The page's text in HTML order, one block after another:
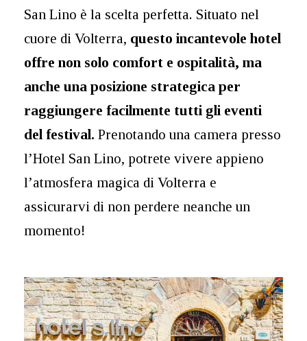
San Lino è la scelta perfetta. Situato nel
cuore di Volterra, questo incantevole hotel
offre non solo comfort e ospitalità, ma
anche una posizione strategica per
raggiungere facilmente tutti gli eventi
del festival. Prenotando una camera presso
l’Hotel San Lino, potrete vivere appieno
l’atmosfera magica di Volterra e
assicurarvi di non perdere neanche un
momento!